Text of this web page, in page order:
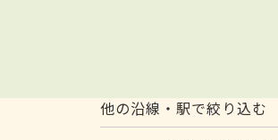
他の沿線・駅で絞り込む